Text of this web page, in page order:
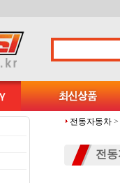
전동자동차 >
전